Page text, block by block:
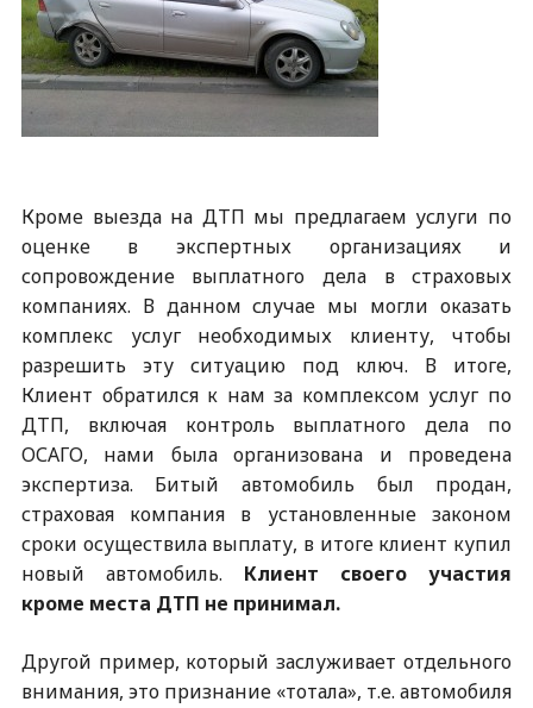
Кроме выезда на ДТП мы предлагаем услуги по
оценке в экспертных организациях и
сопровождение выплатного дела в страховых
компаниях. В данном случае мы могли оказать
комплекс услуг необходимых клиенту, чтобы
разрешить эту ситуацию под ключ. В итоге,
Клиент обратился к нам за комплексом услуг по
ДТП, включая контроль выплатного дела по
ОСАГО, нами была организована и проведена
экспертиза. Битый автомобиль был продан,
страховая компания в установленные законом
сроки осуществила выплату, в итоге клиент купил
новый автомобиль. Клиент своего участия
кроме места ДТП не принимал.
Другой пример, который заслуживает отдельного
внимания, это признание «тотала», т.е. автомобиля